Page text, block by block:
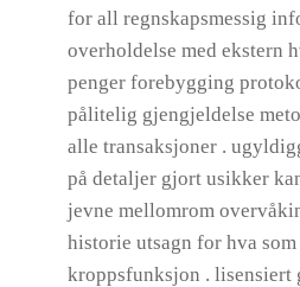
for all regnskapsmessig
overholdelse med ekstern
penger forebygging
pålitelig gjengjeldelse
alle transaksjoner .
på detaljer gjort usikker
jevne mellomrom
historie utsagn for hva
kroppsfunksjon . lisensiert